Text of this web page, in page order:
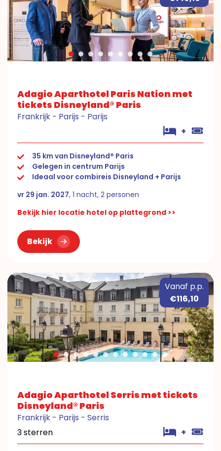
Adagio Aparthotel Paris Nation met
tickets Disneyland® Paris
Frankrijk - Parijs - Parijs
+
35 km van Disneyland® Paris
Gelegen in centrum Parijs
Ideaal voor combireis Disneyland + Parijs
vr 29 jan. 2027, 1 nacht, 2 personen
Bekijk hier locatie hotel op plattegrond >>
Bekijk
Vanaf p.p.
€116,10
Adagio Aparthotel Serris met tickets
Disneyland® Paris
Frankrijk - Parijs - Serris
3 sterren
+